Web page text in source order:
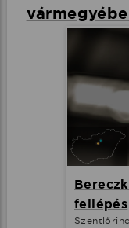
fellépés